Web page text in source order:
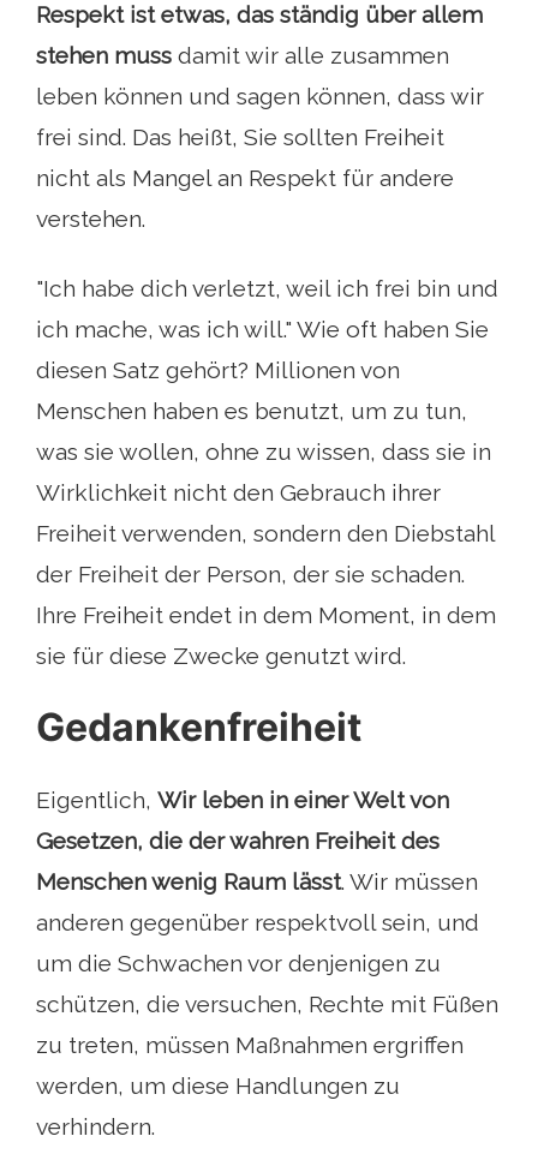
Respekt ist etwas, das ständig über allem
stehen muss damit wir alle zusammen
leben können und sagen können, dass wir
frei sind. Das heißt, Sie sollten Freiheit
nicht als Mangel an Respekt für andere
verstehen.
"Ich habe dich verletzt, weil ich frei bin und
ich mache, was ich will." Wie oft haben Sie
diesen Satz gehört? Millionen von
Menschen haben es benutzt, um zu tun,
was sie wollen, ohne zu wissen, dass sie in
Wirklichkeit nicht den Gebrauch ihrer
Freiheit verwenden, sondern den Diebstahl
der Freiheit der Person, der sie schaden.
Ihre Freiheit endet in dem Moment, in dem
sie für diese Zwecke genutzt wird.
Gedankenfreiheit
Eigentlich, Wir leben in einer Welt von
Gesetzen, die der wahren Freiheit des
Menschen wenig Raum lässt. Wir müssen
anderen gegenüber respektvoll sein, und
um die Schwachen vor denjenigen zu
schützen, die versuchen, Rechte mit Füßen
zu treten, müssen Maßnahmen ergriffen
werden, um diese Handlungen zu
verhindern.